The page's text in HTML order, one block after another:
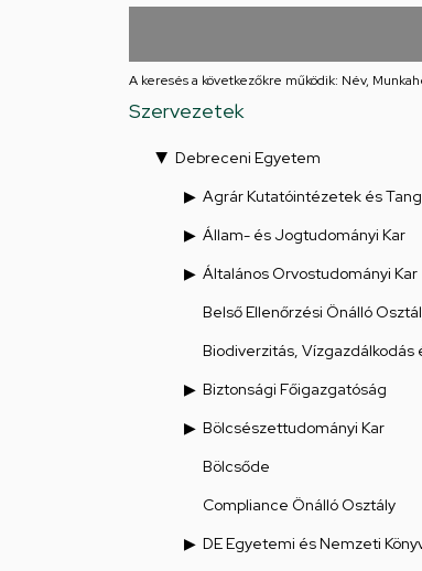
feladatellátási
A keresés a következőkre működik: Név,
Szervezetek
Debreceni Egyetem
Agrár Kutatóintézetek és
Állam- és Jogtudományi Kar
Általános Orvostudományi Kar
Belső Ellenőrzési Önálló
Biodiverzitás, Vízgazdálkodás
Biztonsági Főigazgatóság
Bölcsészettudományi Kar
Bölcsőde
Compliance Önálló Osztály
DE Egyetemi és Nemzeti